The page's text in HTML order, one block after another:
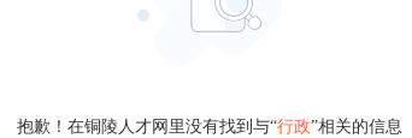
抱歉！在铜陵人才网里没有找到与“行政”相关的信息